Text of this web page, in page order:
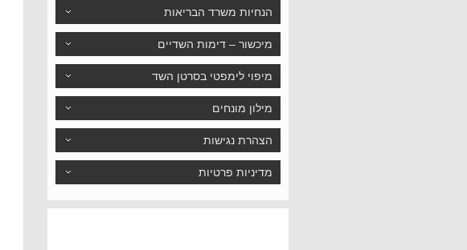
הנחיות משרד הבריאות
מיכשור – דימות השדיים
מיפוי לימפטי בסרטן השד
מילון מונחים
הצהרת נגישות
מדיניות פרטיות